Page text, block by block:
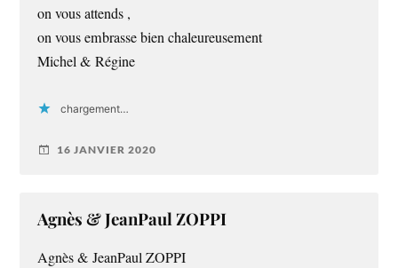
on vous attends ,
on vous embrasse bien chaleureusement
Michel & Régine
chargement…
16 JANVIER 2020
Agnès & JeanPaul ZOPPI
Agnès & JeanPaul ZOPPI